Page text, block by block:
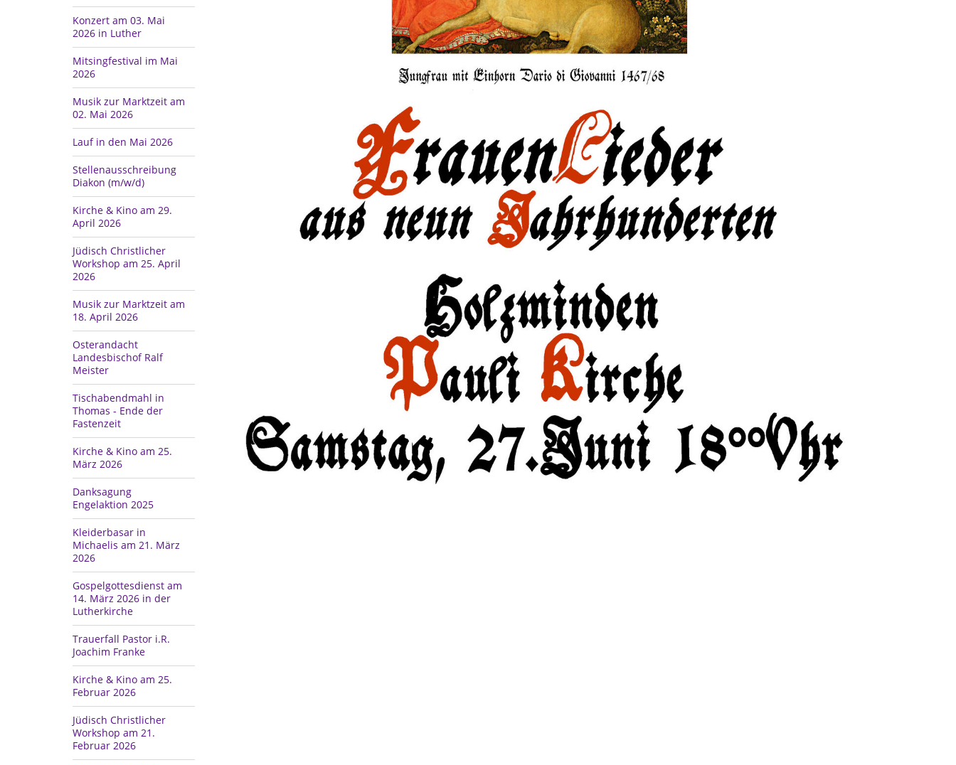
Konzert am 03. Mai
2026 in Luther
Mitsingfestival im Mai
2026
Musik zur Marktzeit am
02. Mai 2026
Lauf in den Mai 2026
Stellenausschreibung
Diakon (m/w/d)
Kirche & Kino am 29.
April 2026
Jüdisch Christlicher
Workshop am 25. April
2026
Musik zur Marktzeit am
18. April 2026
Osterandacht
Landesbischof Ralf
Meister
Tischabendmahl in
Thomas - Ende der
Fastenzeit
Kirche & Kino am 25.
März 2026
Danksagung
Engelaktion 2025
Kleiderbasar in
Michaelis am 21. März
2026
Gospelgottesdienst am
14. März 2026 in der
Lutherkirche
Trauerfall Pastor i.R.
Joachim Franke
Kirche & Kino am 25.
Februar 2026
Jüdisch Christlicher
Workshop am 21.
Februar 2026